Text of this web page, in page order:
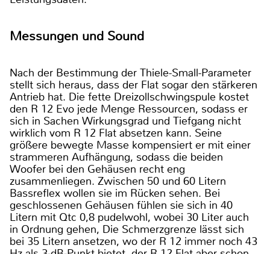
Messungen und Sound
Nach der Bestimmung der Thiele-Small-Parameter
stellt sich heraus, dass der Flat sogar den stärkeren
Antrieb hat. Die fette Dreizollschwingspule kostet
den R 12 Evo jede Menge Ressourcen, sodass er
sich in Sachen Wirkungsgrad und Tiefgang nicht
wirklich vom R 12 Flat absetzen kann. Seine
größere bewegte Masse kompensiert er mit einer
strammeren Aufhängung, sodass die beiden
Woofer bei den Gehäusen recht eng
zusammenliegen. Zwischen 50 und 60 Litern
Bassreflex wollen sie im Rücken sehen. Bei
geschlossenen Gehäusen fühlen sie sich in 40
Litern mit Qtc 0,8 pudelwohl, wobei 30 Liter auch
in Ordnung gehen, Die Schmerzgrenze lässt sich
bei 35 Litern ansetzen, wo der R 12 immer noch 43